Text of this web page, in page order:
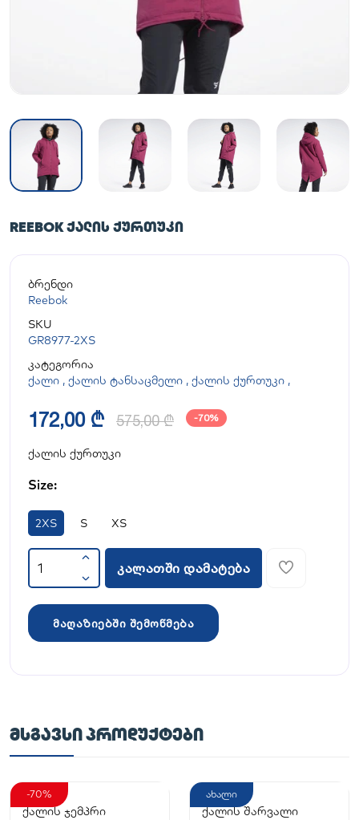
REEBOK ᲥᲐᲚᲘᲡ ᲥᲣᲠᲗᲣᲙᲘ
ბრენდი
Reebok
SKU
GR8977-2XS
კატეგორია
ქალი , ქალის ტანსაცმელი , ქალის ქურთუკი ,
172,00 ₾ 575,00 ₾ -70%
ქალის ქურთუკი
Size:
2XS S XS
კალათში დამატება
მაღაზიებში შემოწმება
ᲛᲡᲒᲐᲕᲡᲘ ᲞᲠᲝᲓᲣᲥᲢᲔᲑᲘ
-70%
ქალის ჯემპრი
ახალი
ქალის შარვალი